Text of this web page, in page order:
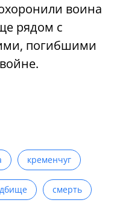
воина
рядом с
погибшими
кременчуг
смерть